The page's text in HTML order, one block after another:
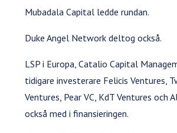
Mubadala Capital ledde rundan.
Duke Angel Network deltog också.
LSP i Europa, Catalio Capital
tidigare investerare Felicis Ventures,
Ventures, Pear VC, KdT Ventures och
också med i finansieringen.